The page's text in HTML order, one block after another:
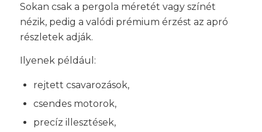
Sokan csak a pergola méretét vagy színét
nézik, pedig a valódi prémium érzést az apró
részletek adják.
Ilyenek például:
rejtett csavarozások,
csendes motorok,
precíz illesztések,